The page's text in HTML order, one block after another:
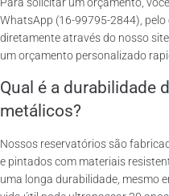
WhatsApp (16-99795-2844),
diretamente através do nosso
um orçamento personalizado
Qual é a durabilidade
metálicos?
Nossos reservatórios são
e pintados com materiais
uma longa durabilidade, mesmo